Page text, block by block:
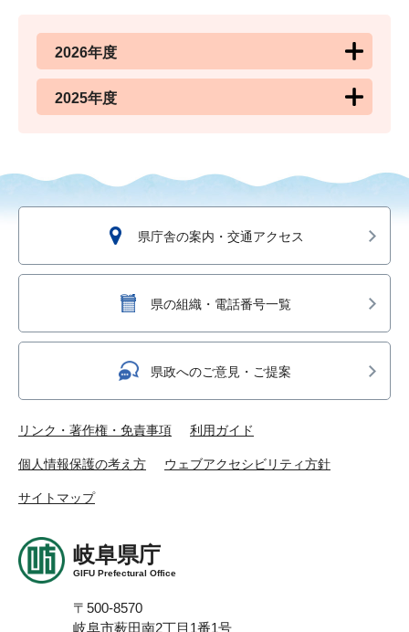
2026年度
2025年度
県庁舎の案内・交通アクセス
県の組織・電話番号一覧
県政へのご意見・ご提案
リンク・著作権・免責事項 利用ガイド
個人情報保護の考え方 ウェブアクセシビリティ方針
サイトマップ
岐阜県庁
GIFU Prefectural Office
〒500-8570
岐阜市薮田南2丁目1番1号